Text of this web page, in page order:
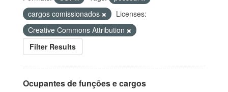
cargos comissionados
Licenses:
Creative Commons Attribution
Filter Results
Ocupantes de funções e cargos